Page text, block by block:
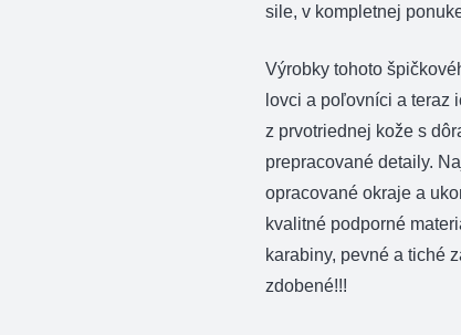
sile, v kompletnej
Výrobky tohoto
lovci a poľovníci a teraz
z prvotriednej kože s
prepracované detaily.
opracované okraje a
kvalitné podporné
karabiny, pevné a tiché
zdobené!!!